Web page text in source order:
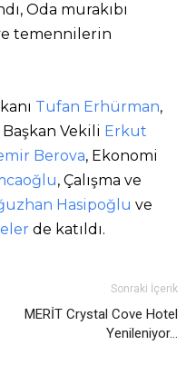
Oda murakıbı
temennilerin
Tufan Erhürman,
Vekili Erkut
Berova, Ekonomi
, Çalışma ve
Hasipoğlu ve
de katıldı.
Sonraki İçerik
MERİT Crystal Cove Hotel
Yenileniyor…